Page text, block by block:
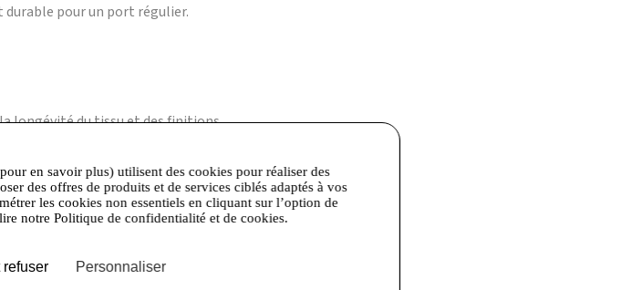
durable pour un port régulier.
longévité du tissu et des finitions.
et l’hiver.
en savoir plus) utilisent des cookies pour réaliser des
des offres de produits et de services ciblés adaptés à vos
les cookies non essentiels en cliquant sur l’option de
notre Politique de confidentialité et de cookies.
refuser Personnaliser